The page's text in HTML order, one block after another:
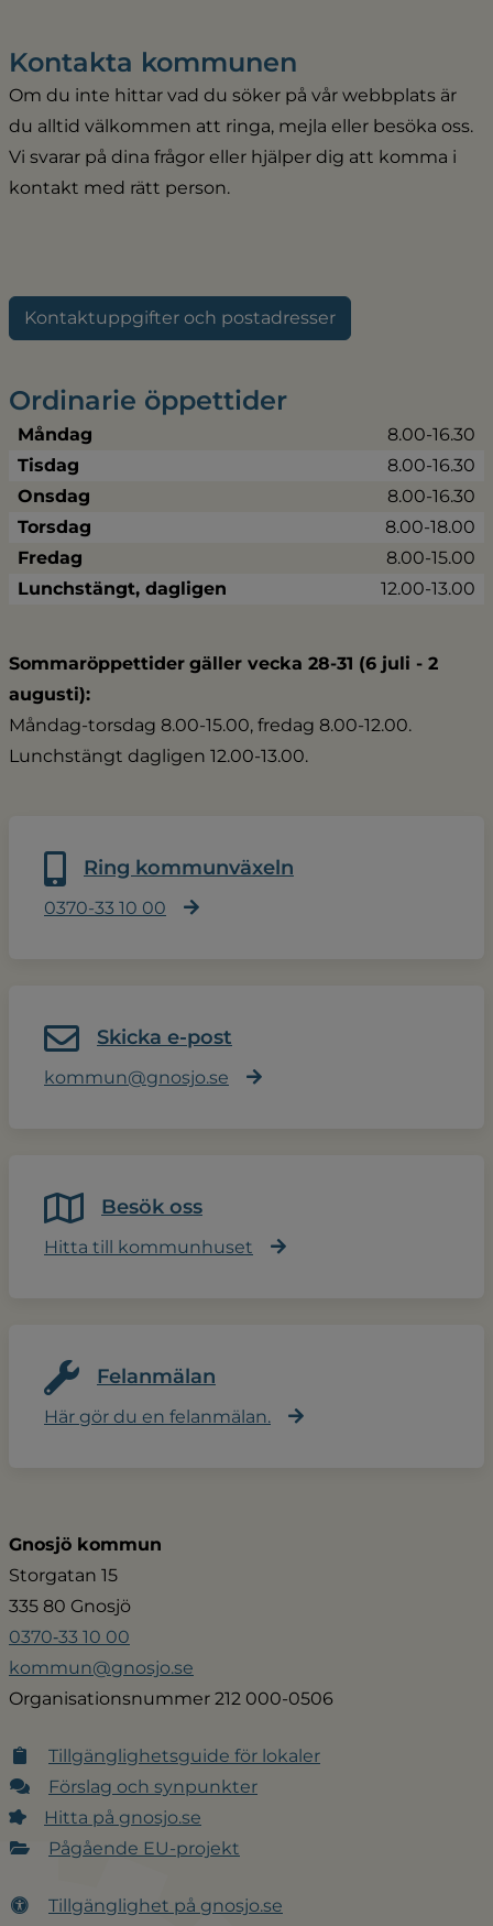
Kontakta kommunen
Om du inte hittar vad du söker på vår webbplats är
du alltid välkommen att ringa, mejla eller besöka oss.
Vi svarar på dina frågor eller hjälper dig att komma i
kontakt med rätt person.
Kontaktuppgifter och postadresser
Ordinarie öppettider
Måndag
8.00-16.30
Tisdag
8.00-16.30
Onsdag
8.00-16.30
Torsdag
8.00-18.00
Fredag
8.00-15.00
Lunchstängt, dagligen
12.00-13.00
Sommaröppettider gäller vecka 28-31 (6 juli - 2
augusti):
Måndag-torsdag 8.00-15.00, fredag 8.00-12.00.
Lunchstängt dagligen 12.00-13.00.
Ring kommunväxeln
0370-33 10 00
Skicka e-post
kommun@gnosjo.se
Besök oss
Hitta till kommunhuset
Felanmälan
Här gör du en felanmälan.
Gnosjö kommun
Storgatan 15
335 80 Gnosjö
0370‑33 10 00
kommun@gnosjo.se
Organisationsnummer 212 000-0506
Tillgänglighetsguide för lokaler
Förslag och synpunkter
Hitta på gnosjo.se
Pågående EU-projekt
Tillgänglighet på gnosjo.se